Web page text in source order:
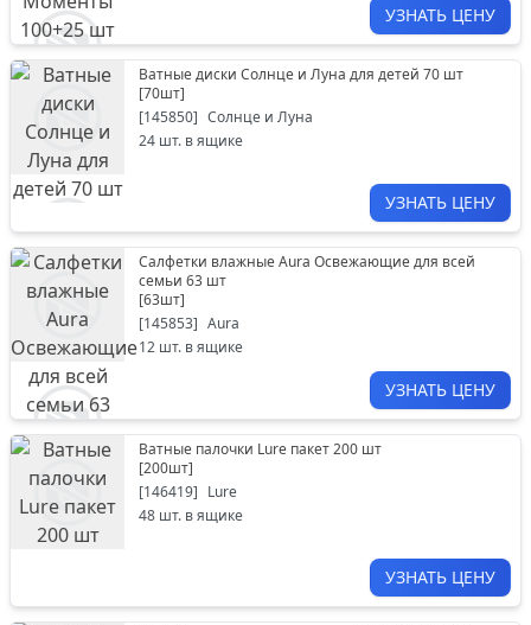
УЗНАТЬ ЦЕНУ
Ватные диски Солнце и Луна для детей 70 шт
[70шт]
[145850] Солнце и Луна
24 шт. в ящике
УЗНАТЬ ЦЕНУ
Салфетки влажные Aura Освежающие для всей
семьи 63 шт
[63шт]
[145853] Aura
12 шт. в ящике
УЗНАТЬ ЦЕНУ
Ватные палочки Lure пакет 200 шт
[200шт]
[146419] Lure
48 шт. в ящике
УЗНАТЬ ЦЕНУ